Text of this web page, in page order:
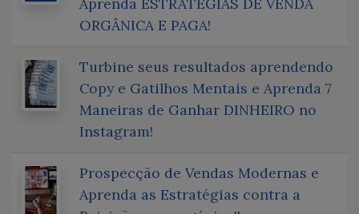
ORGÂNICA E PAGA!
Turbine seus resultados aprendendo
Copy e Gatilhos Mentais e Aprenda 7
Maneiras de Ganhar DINHEIRO no
Instagram!
Prospecção de Vendas Modernas e
Aprenda as Estratégias contra a